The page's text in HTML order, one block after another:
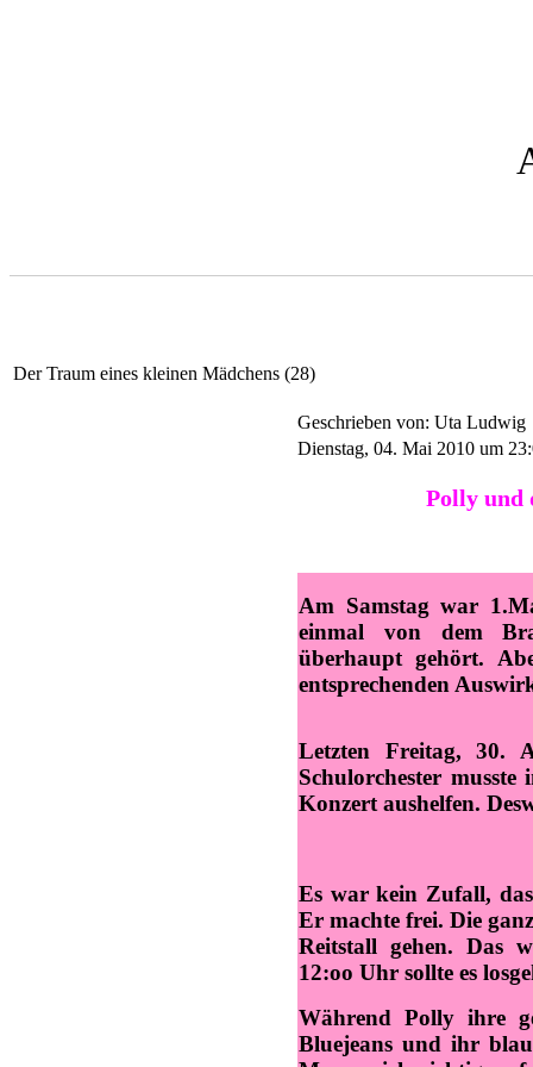
Der Traum eines kleinen Mädchens (28)
Geschrieben von: Uta Ludwig
Dienstag, 04. Mai 2010 um
Polly und
Am Samstag war
einmal von dem
überhaupt gehört.
entsprechenden
Letzten Freitag, 30.
Schulorchester
Konzert aushelfen.
Es war kein Zufall,
Er machte frei. Die
Reitstall gehen. Das
12:oo Uhr sollte es
Während Polly ihre
Bluejeans und ihr